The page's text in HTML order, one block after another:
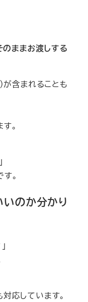
ままお渡しする
が含まれることも
。
。
のか分かり
応しています。